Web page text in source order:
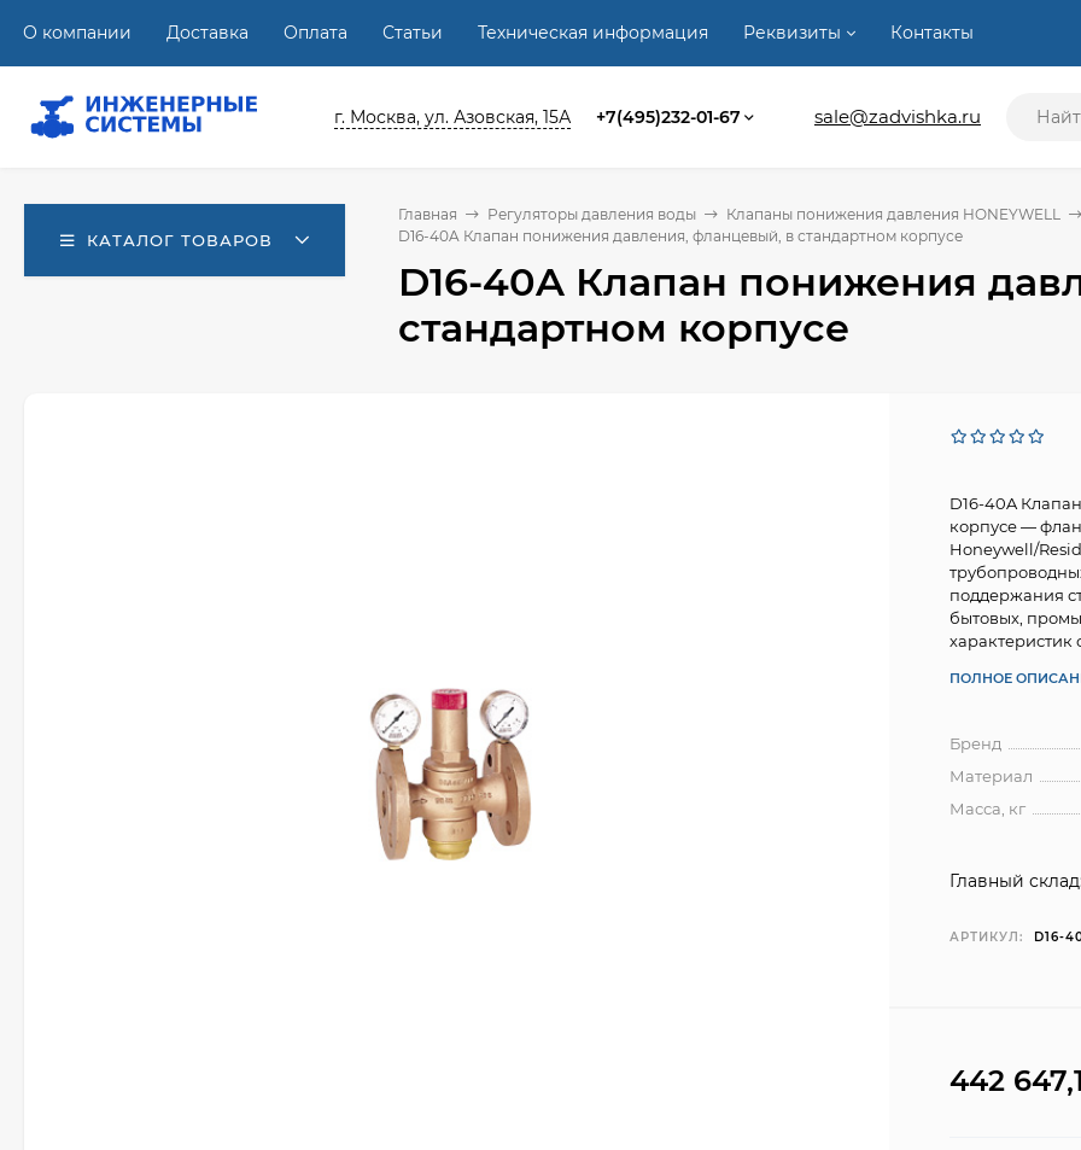
О компании Доставка Оплата Статьи Техническая информация Реквизиты Контакты
г. Москва, ул. Азовская, 15А +7(495)232-01-67 sale@zadvishka.ru
КАТАЛОГ ТОВАРОВ
Главная Регуляторы давления воды Клапаны понижения давления HONEYWELL
D16-40A Клапан понижения давления, фланцевый, в стандартном корпусе
D16-40A Клапан понижения
стандартном корпусе
D16-40A
корпусе —
Honeywell/
поддержания
бытовых,
характеристик
ПОЛНОЕ
Бренд
Материал
Масса, кг
Главный
АРТИКУЛ: D16-
442